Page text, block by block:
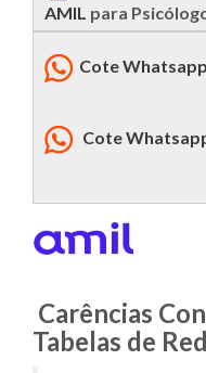
AMIL para
Cote
Cote
Carências
Tabelas de